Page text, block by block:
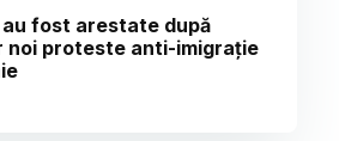
fost arestate după
noi proteste anti-imigrație